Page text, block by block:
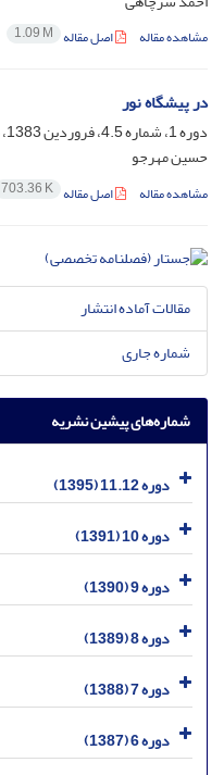
مشاهده مقاله اصل مقاله 1.09 M
در پیشگاه نور
دوره 1، شماره 4.5، فروردین 1383، صفحه
حسین مهرجو
مشاهده مقاله اصل مقاله 703.36 K
مقالات آماده انتشار
شماره جاری
شماره‌های پیشین نشریه
دوره 11.12 (1395)
دوره 10 (1391)
دوره 9 (1390)
دوره 8 (1389)
دوره 7 (1388)
دوره 6 (1387)